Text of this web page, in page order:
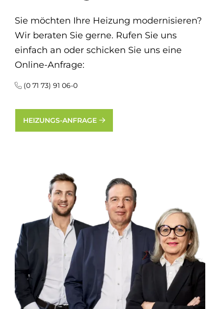
Sie möchten Ihre Heizung modernisieren?
Wir beraten Sie gerne. Rufen Sie uns
einfach an oder schicken Sie uns eine
Online-Anfrage:
(0 71 73) 91 06-0
HEIZUNGS-ANFRAGE